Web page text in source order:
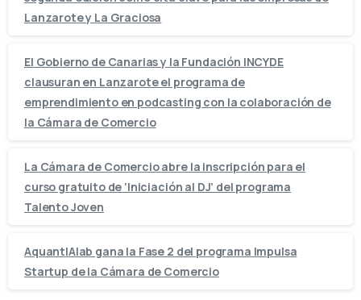
Lanzarote y La Graciosa
El Gobierno de Canarias y la Fundación INCYDE
clausuran en Lanzarote el programa de
emprendimiento en podcasting con la colaboración de
la Cámara de Comercio
La Cámara de Comercio abre la inscripción para el
curso gratuito de ‘Iniciación al DJ’ del programa
Talento Joven
AquantIAlab gana la Fase 2 del programa Impulsa
Startup de la Cámara de Comercio